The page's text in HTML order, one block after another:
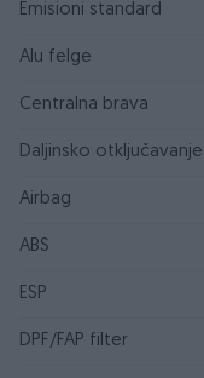
Emisioni standard
Alu felge
Centralna brava
Daljinsko otključavanje
Airbag
ABS
ESP
DPF/FAP filter